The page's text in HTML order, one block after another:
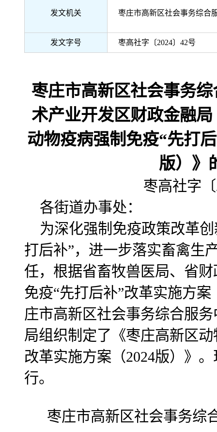
发文机关 枣庄市高新区社会事务综合
发文字号 枣高社字〔2024〕42号
枣庄市高新区社会事务
术产业开发区财政金融
动物疫病强制免疫“先打
版）》
枣高社字
各街道办事处：
为深化强制免疫政策改革
打后补”，进一步落实畜禽生
任，根据省畜牧兽医局、省
免疫“先打后补”改革实施方
庄市高新区社会事务综合服
局组织制定了《枣庄高新区
改革实施方案（2024版）》
行。
枣庄市高新区社会事务